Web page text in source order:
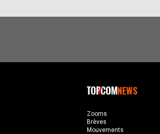
NEWS
Zooms
Brèves
Mouvements